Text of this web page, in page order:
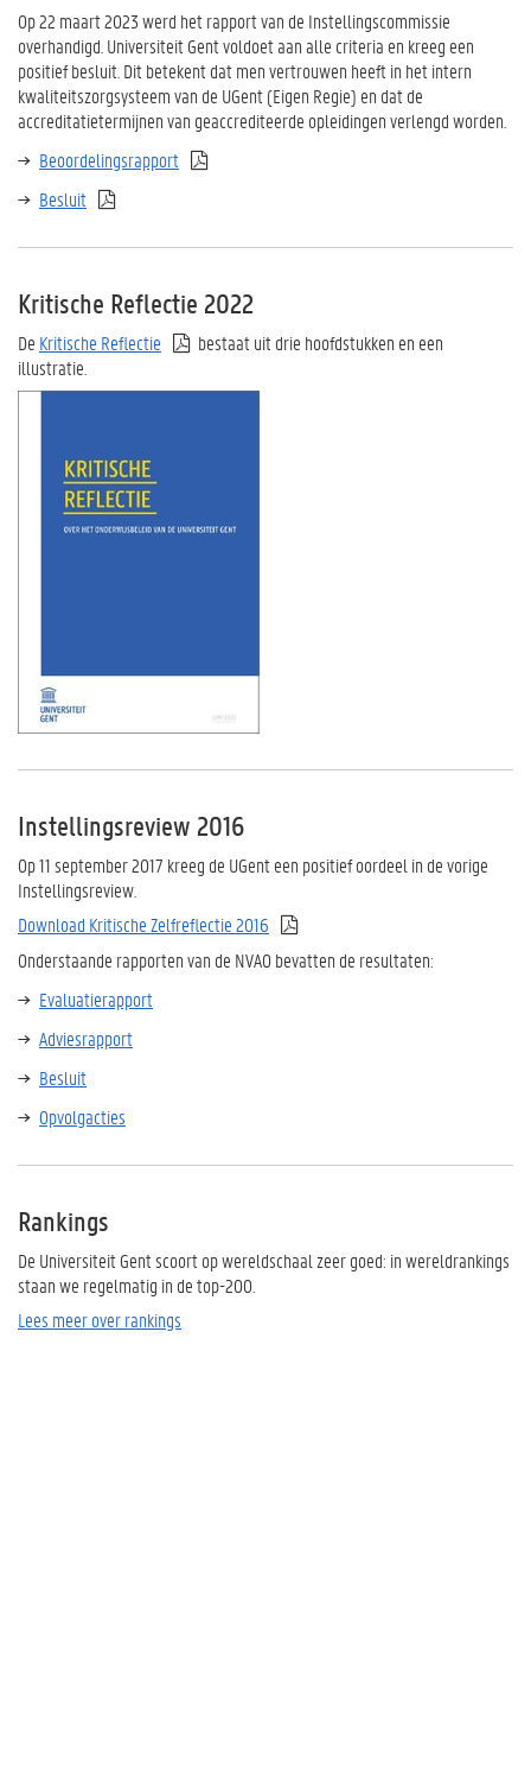
Op 22 maart 2023 werd het rapport van de Instellingscommissie
overhandigd. Universiteit Gent voldoet aan alle criteria en kreeg een
positief besluit. Dit betekent dat men vertrouwen heeft in het intern
kwaliteitszorgsysteem van de UGent (Eigen Regie) en dat de
accreditatietermijnen van geaccrediteerde opleidingen verlengd worden.
Beoordelingsrapport
Besluit
Kritische Reflectie 2022
De Kritische Reflectie
bestaat uit drie hoofdstukken en een
illustratie.
Instellingsreview 2016
Op 11 september 2017 kreeg de UGent een positief oordeel in de vorige
Instellingsreview.
Download Kritische Zelfreflectie 2016
Onderstaande rapporten van de NVAO bevatten de resultaten:
Evaluatierapport
Adviesrapport
Besluit
Opvolgacties
Rankings
De Universiteit Gent scoort op wereldschaal zeer goed: in wereldrankings
staan we regelmatig in de top-200.
Lees meer over rankings